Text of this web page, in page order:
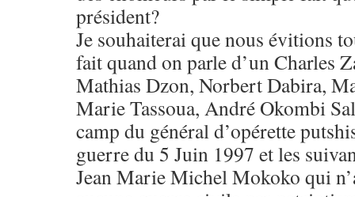
président?
Je souhaiterai que nous évitions
fait quand on parle d’un Charles
Mathias Dzon, Norbert Dabira,
Marie Tassoua, André Okombi
camp du général d’opérette
guerre du 5 Juin 1997 et les
Jean Marie Michel Mokoko qui